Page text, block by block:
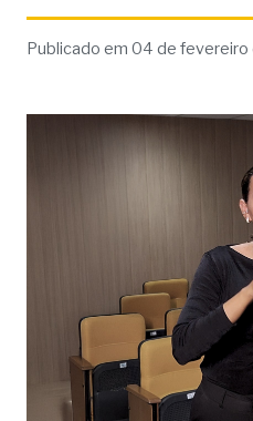
Publicado em 04 de